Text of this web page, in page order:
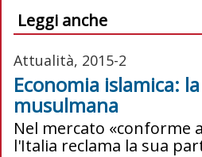
Leggi anche
Attualità, 2015-2
Economia islamica:
musulmana
Nel mercato «conforme
l'Italia reclama la sua